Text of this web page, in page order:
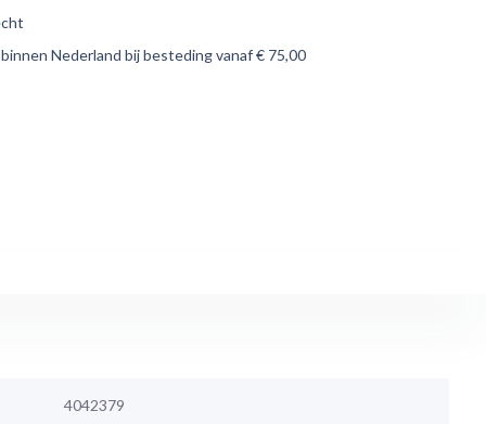
Nederland bij besteding vanaf € 75,00
4042379